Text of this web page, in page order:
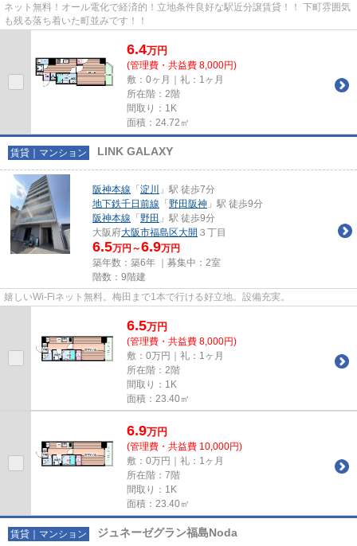
ネット無料！オール電化で経済的！立地条件良好な駅近分譲賃貸！！ 下町雰囲気
も残る落ち着いた町並みです！！
6.4万円
(管理費・共益費 8,000円)
敷：0ヶ月｜礼：1ヶ月
所在階：2階
間取り：1K
面積：24.72㎡
賃貸｜マンション LINK GALAXY
阪神本線 「 淀川
」駅 徒歩7分
地下鉄千日前線 「 野田阪神 」駅 徒歩9分
阪神本線 「 野田 」駅 徒歩9分
大阪府大阪市福島区大開 ３丁目
6.5万円～6.9万円
築年数：築6年 ｜募集中： 2室
階数：9階建
嬉しいWi-Fiネット無料。梅田まで1本で行ける好立地。設備充実。
6.5万円
(管理費・共益費 8,000円)
敷：0万円｜礼：1ヶ月
所在階：2階
間取り：1K
面積：23.40㎡
6.9万円
(管理費・共益費 10,000円)
敷：0万円｜礼：1ヶ月
所在階：7階
間取り：1K
面積：23.40㎡
賃貸｜マンション ジュネーゼグラン福島Noda